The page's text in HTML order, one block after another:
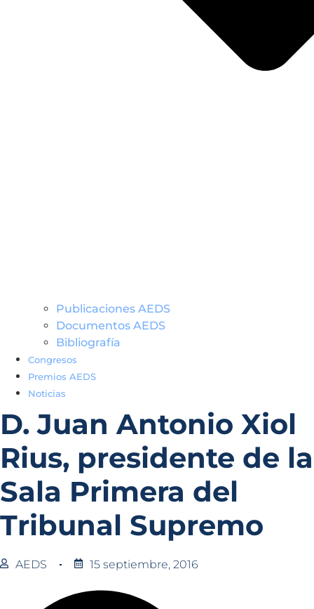
Publicaciones AEDS
Documentos AEDS
Bibliografía
Congresos
Premios AEDS
Noticias
D. Juan Antonio Xiol
Rius, presidente de la
Sala Primera del
Tribunal Supremo
AEDS 15 septiembre, 2016